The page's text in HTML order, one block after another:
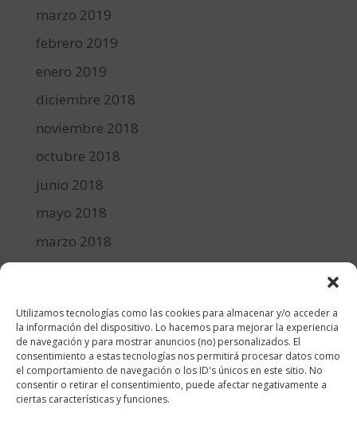
Utilizamos tecnologías como las cookies para almacenar y/o acceder a
la información del dispositivo. Lo hacemos para mejorar la experiencia
de navegación y para mostrar anuncios (no) personalizados. El
consentimiento a estas tecnologías nos permitirá procesar datos como
el comportamiento de navegación o los ID's únicos en este sitio. No
consentir o retirar el consentimiento, puede afectar negativamente a
ciertas características y funciones.
marzo 2019
febrero 2019
enero 2019
diciembre 2018
noviembre 2018
octubre 2018
junio 2018
mayo 2018
marzo 2018
diciembre 2017
Categorías
cocina y recetas